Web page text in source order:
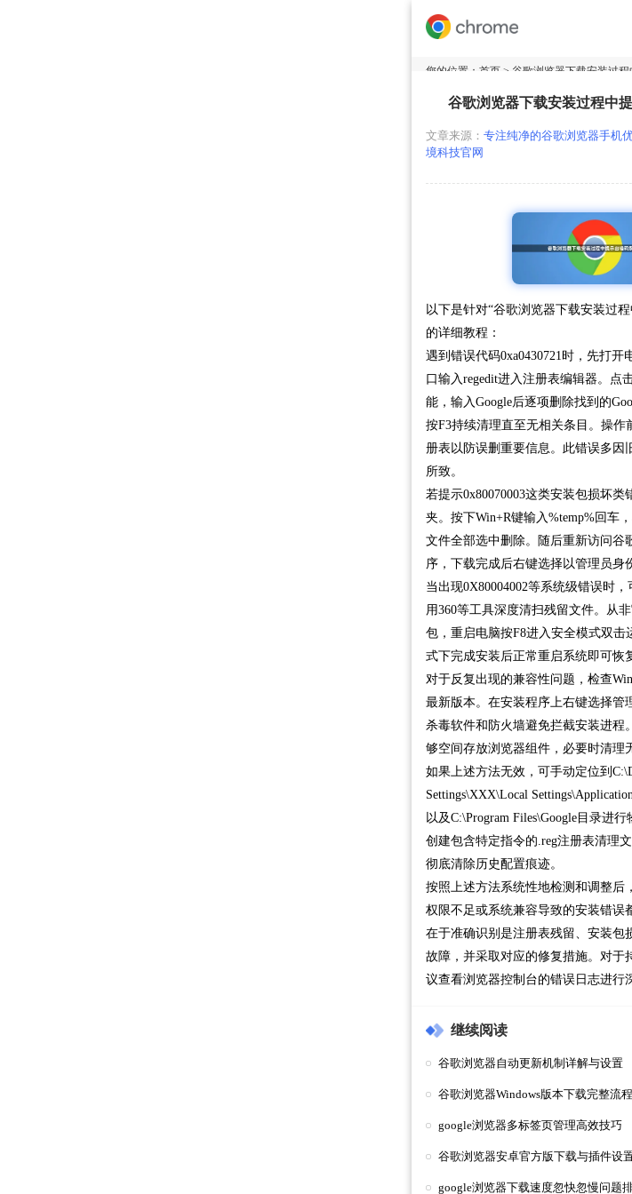
您的位置： 首页 > 谷歌浏览器下载安装过
谷歌浏览器下载安装过程中
文章来源： 专注纯净的谷歌浏览器手机
境科技官网
以下是针对“谷歌浏览器下载安装过
的详细教程：
遇到错误代码0xa0430721时，先打开
口输入regedit进入注册表编辑器。点
能，输入Google后逐项删除找到的
按F3持续清理直至无相关条目。操作
册表以防误删重要信息。此错误多因
所致。
若提示0x80070003这类安装包损坏
夹。按下Win+R键输入%temp%回车
文件全部选中删除。随后重新访问谷
序，下载完成后右键选择以管理员身
当出现0X80004002等系统级错误时
用360等工具深度清扫残留文件。从
包，重启电脑按F8进入安全模式双击
式下完成安装后正常重启系统即可恢
对于反复出现的兼容性问题，检查
最新版本。在安装程序上右键选择管
杀毒软件和防火墙避免拦截安装进程
够空间存放浏览器组件，必要时清理
如果上述方法无效，可手动定位到
Settings\XXX\Local
以及C:\Program Files\Google目录进
创建包含特定指令的.reg注册表清理
彻底清除历史配置痕迹。
按照上述方法系统性地检测和调整后
权限不足或系统兼容导致的安装错误
在于准确识别是注册表残留、安装包
故障，并采取对应的修复措施。对于
议查看浏览器控制台的错误日志进行
继续阅读
谷歌浏览器自动更新机制详解与设置
谷歌浏览器Windows版本下载完整流程
google浏览器多标签页管理高效技巧
谷歌浏览器安卓官方版下载与插件设
google浏览器下载速度忽快忽慢问题